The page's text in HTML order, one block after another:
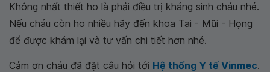
Không nhất thiết ho là phải điều trị kháng sinh cháu nhé.
Nếu cháu còn ho nhiều hãy đến khoa Tai - Mũi - Họng
để được khám lại và tư vấn chi tiết hơn nhé.
Cảm ơn cháu đã đặt câu hỏi tới Hệ thống Y tế Vinmec.